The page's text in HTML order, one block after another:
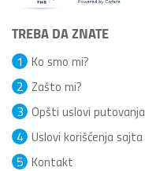
TREBA DA ZNATE
Ko smo mi?
1
Zašto mi?
2
Opšti uslovi putovanja
3
Uslovi korišćenja sajta
4
Kontakt
5